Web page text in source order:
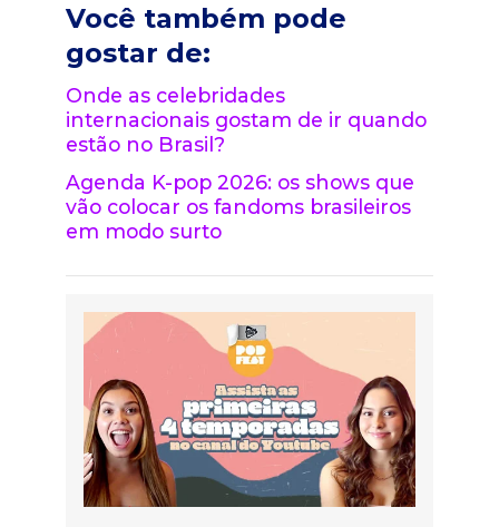
Você também pode
gostar de:
Onde as celebridades
internacionais gostam de ir quando
estão no Brasil?
Agenda K-pop 2026: os shows que
vão colocar os fandoms brasileiros
em modo surto